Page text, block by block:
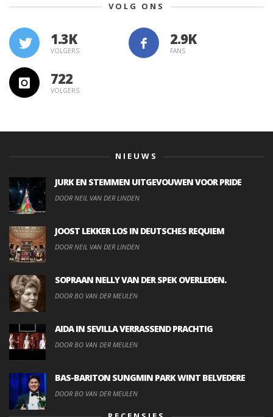
VOLG ONS
1.3K
VOLGERS FANS
722
VOLGERS
NIEUWS
JURK EN STEMMEN UITGEVOUWEN VOOR PRIDE
DOOR NEIL VAN DER LINDEN
JOOST LEKKER LOS IN DEUTSCHES REQUIEM
DOOR NEIL VAN DER LINDEN
SOPRAAN NELLY VAN DER SPEK OVERLEDEN.
DOOR BO VAN DER MEULEN
AIDA IN SEVILLA VERRASSEND PRACHTIG
DOOR BO VAN DER MEULEN
BAS-BARITON SUNGMIN PARK WINT BELVEDERE
DOOR BO VAN DER MEULEN